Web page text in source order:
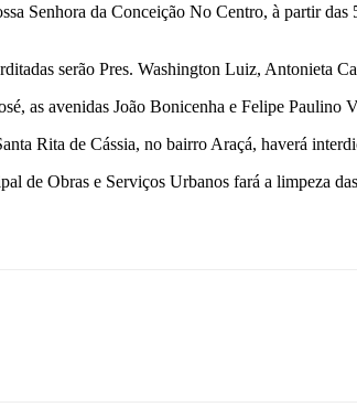
Senhora da Conceição No Centro, à partir
serão Pres. Washington Luiz, Antonieta
as avenidas João Bonicenha e Felipe
Rita de Cássia, no bairro Araçá, haverá
de Obras e Serviços Urbanos fará a limpeza